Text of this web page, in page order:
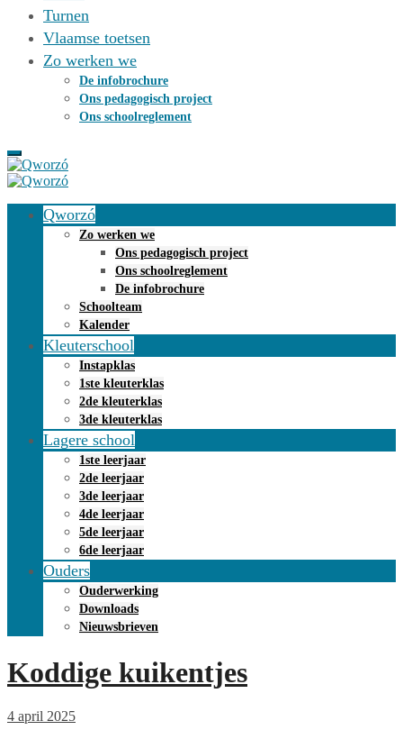
Turnen
Vlaamse toetsen
Zo werken we
De infobrochure
Ons pedagogisch project
Ons schoolreglement
Qworzó
Zo werken we
Ons pedagogisch project
Ons schoolreglement
De infobrochure
Schoolteam
Kalender
Kleuterschool
Instapklas
1ste kleuterklas
2de kleuterklas
3de kleuterklas
Lagere school
1ste leerjaar
2de leerjaar
3de leerjaar
4de leerjaar
5de leerjaar
6de leerjaar
Ouders
Ouderwerking
Downloads
Nieuwsbrieven
Koddige kuikentjes
4 april 2025